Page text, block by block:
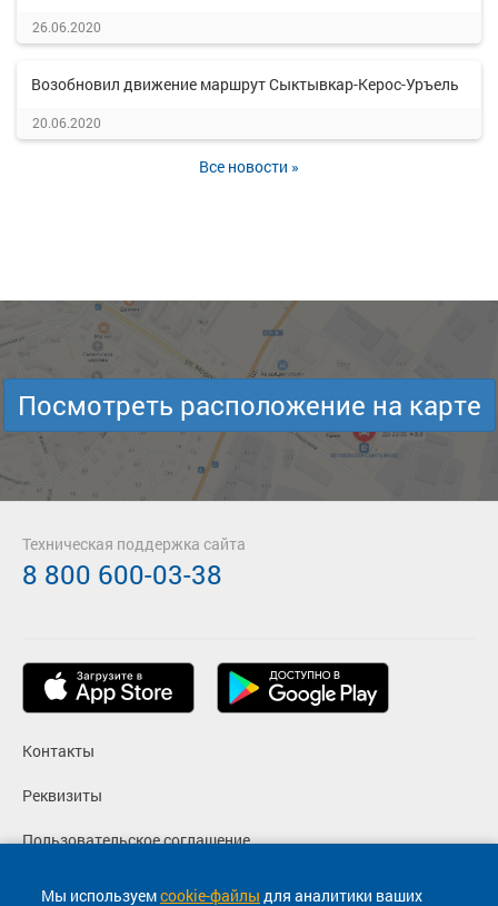
26.06.2020
Возобновил движение маршрут Сыктывкар-Керос-Уръель
20.06.2020
Все новости »
Мы используемcookie-файлы для аналитики ваших
Посмотреть расположение на карте
Контакты
Реквизиты
Пользовательское соглашение
Политика конфиденциальности
Техническая поддержка сайта
8 800 600-03-38